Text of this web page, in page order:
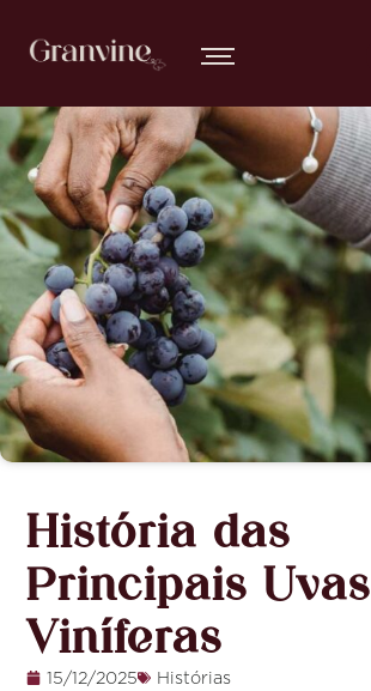
História das
Principais Uvas
Viníferas
15/12/2025 Histórias